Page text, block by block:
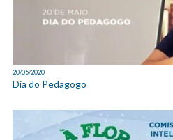
20/05/2020
Dia do Pedagogo